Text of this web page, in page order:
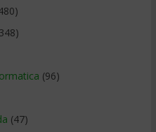
(96)
(47)